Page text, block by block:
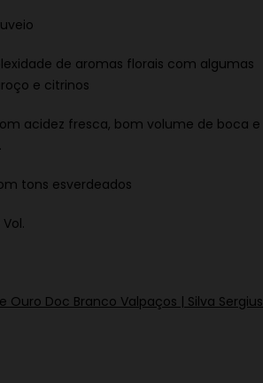
de aromas florais com algumas
e citrinos
acidez fresca, bom volume de boca e
tons esverdeados
Ouro Doc Branco Valpaços | Silva Sergius